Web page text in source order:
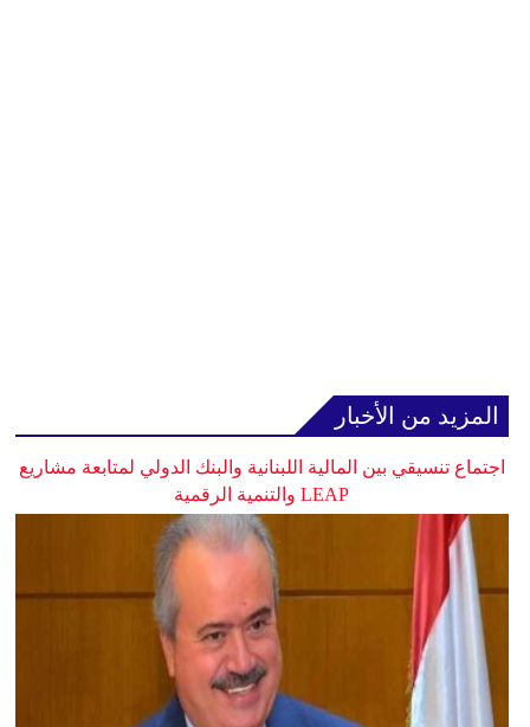
المزيد من الأخبار
اجتماع تنسيقي بين المالية اللبنانية والبنك الدولي لمتابعة مشاريع
LEAP والتنمية الرقمية